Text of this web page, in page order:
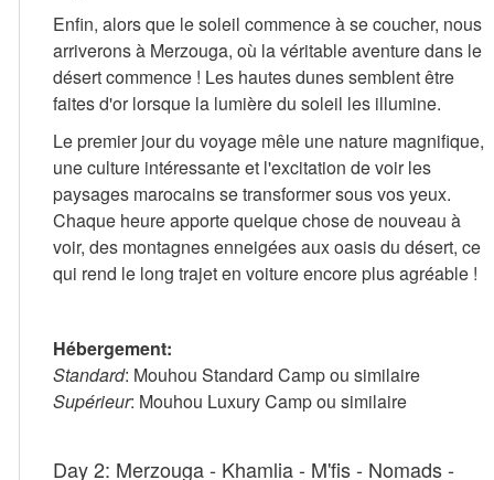
Enfin, alors que le soleil commence à se coucher, nous
arriverons à Merzouga, où la véritable aventure dans le
désert commence ! Les hautes dunes semblent être
faites d'or lorsque la lumière du soleil les illumine.
Le premier jour du voyage mêle une nature magnifique,
une culture intéressante et l'excitation de voir les
paysages marocains se transformer sous vos yeux.
Chaque heure apporte quelque chose de nouveau à
voir, des montagnes enneigées aux oasis du désert, ce
qui rend le long trajet en voiture encore plus agréable !
Hébergement:
Standard: Mouhou Standard Camp ou similaire
Supérieur: Mouhou Luxury Camp ou similaire
Day 2: Merzouga - Khamlia - M'fis - Nomads -